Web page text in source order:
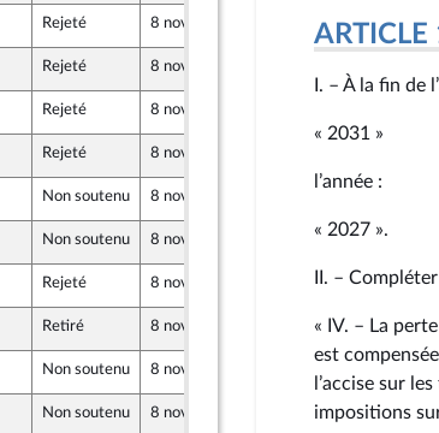
Rejeté 8 novembre 2024 17 octobre 2024
Populaire
Rejeté 8 novembre 2024
Rejeté 8 novembre 2024
Populaire
Rejeté 8 novembre 2024
et Territoires
Non soutenu 8 novembre 2024
Non soutenu 8 novembre 2024 15 octobre 2024
Rejeté 8 novembre 2024 17 octobre 2024
Retiré 8 novembre 2024 17 octobre 2024
Non soutenu 8 novembre 2024 17 octobre 2024
Non soutenu 8 novembre 2024 17 octobre 2024
ARTICLE
I. – À la fin de
« 2031 »
l’année :
« 2027 ».
II. –
« IV. – La
est
l’accise sur
impositions